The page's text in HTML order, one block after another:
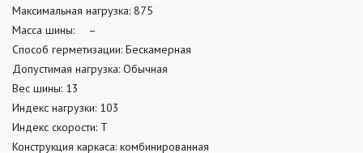
Максимальная нагрузка: 875
Масса шины: –
Способ герметизации: Бескамерная
Допустимая нагрузка: Обычная
Вес шины: 13
Индекс нагрузки: 103
Индекс скорости: T
Конструкция каркаса: комбинированная